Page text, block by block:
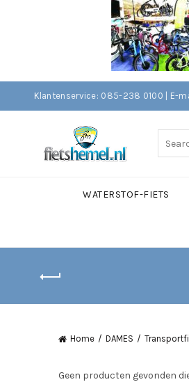
Klantenservice: 085-238 0100 | E-
WATERSTOF-FIETS
Home DAMES
Geen producten gevonden